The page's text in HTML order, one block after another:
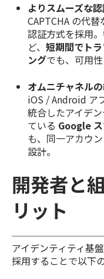
よりスムーズな
CAPTCHA の代
認証方式を採用
ど、短期間でト
ングでも、可用
オムニチャネル
iOS / Android ア
統合したアイデ
ている Google
も、同一アカウ
設計。
開発者と
リット
アイデンティティ基
採用することで以下